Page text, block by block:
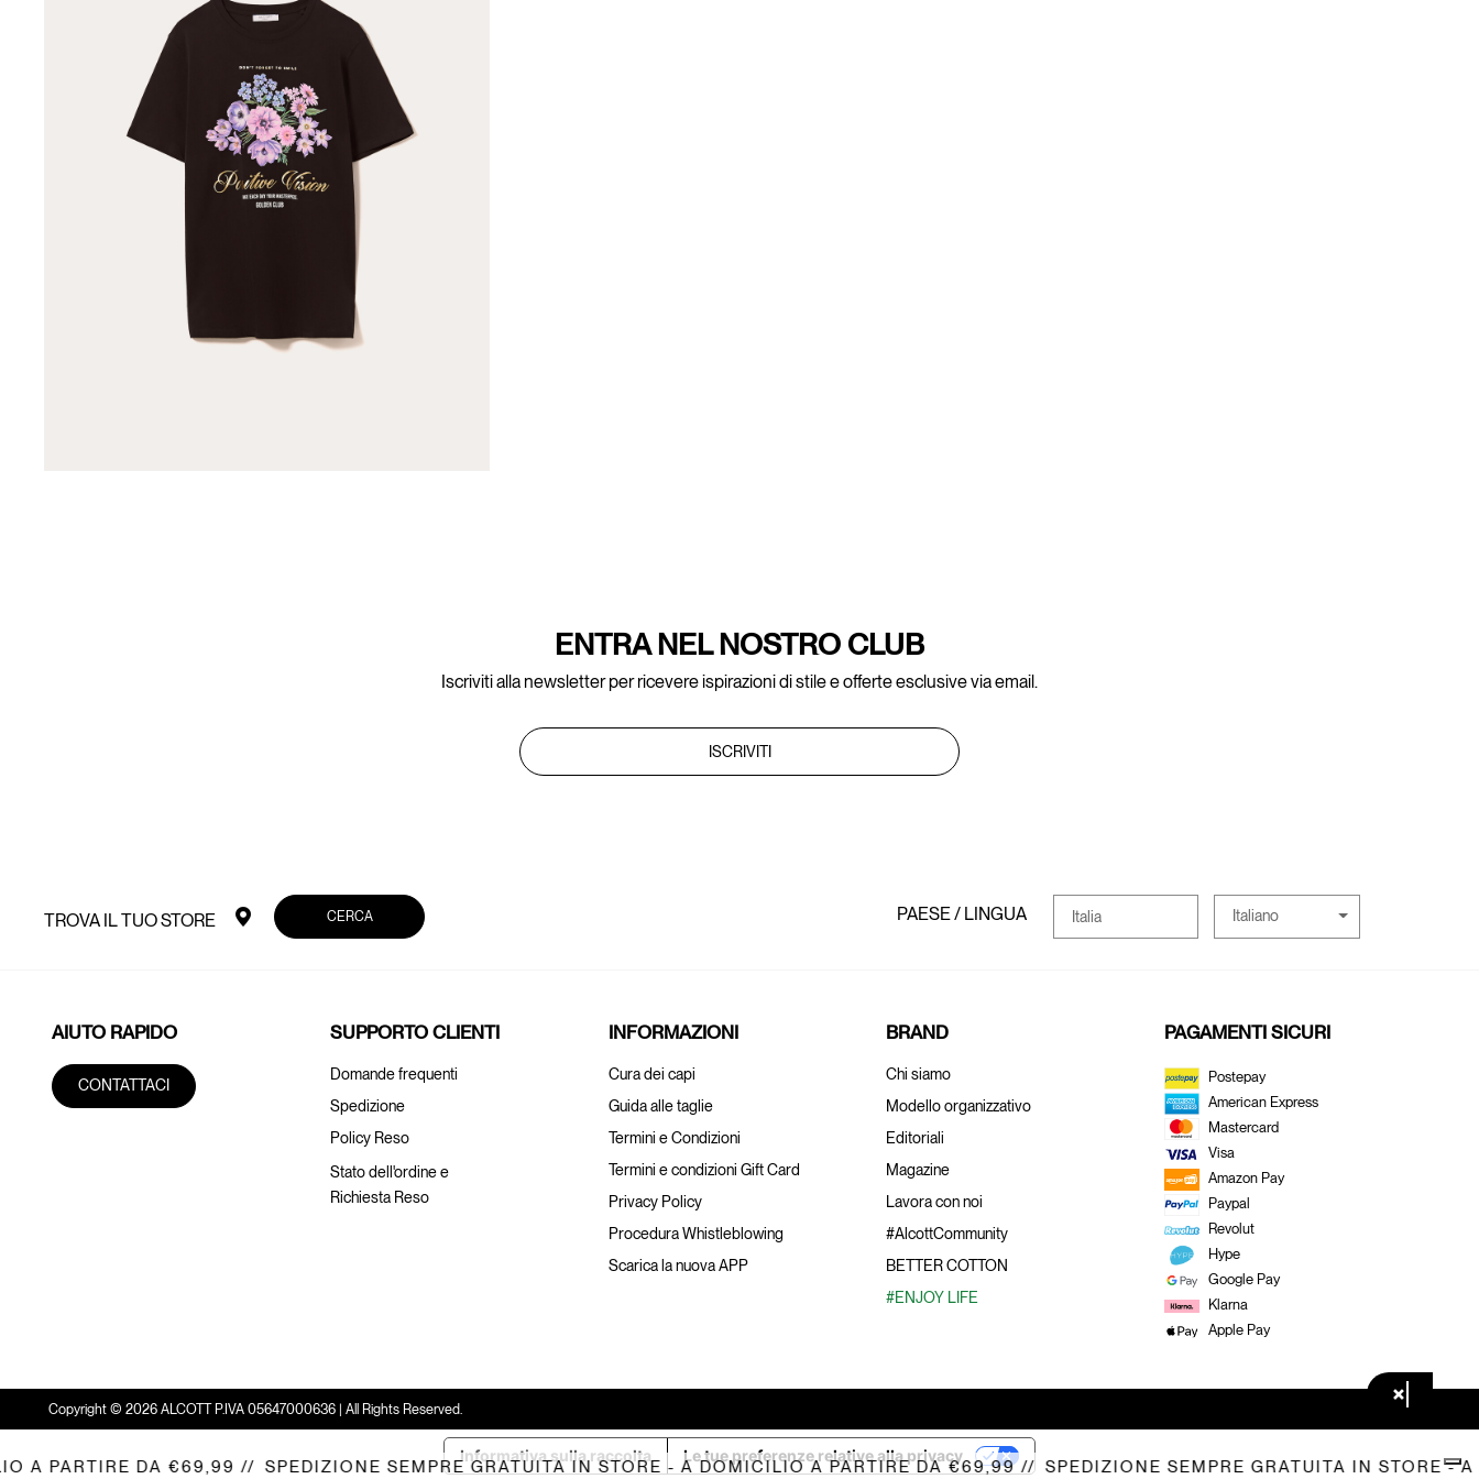
A PARTIRE DA €69,99 // SPEDIZIONE SEMPRE GRATUITA IN STORE - A DOMICILIO A PARTIRE DA €69,99 //SPEDIZIONE SEMPRE GRATUITA IN STORE - A
ENTRA NEL NOSTRO CLUB
Iscriviti alla newsletter per ricevere ispirazioni di stile e offerte esclusive via email.
ISCRIVITI
TROVA IL TUO STORE CERCA PAESE / LINGUA Italia Italiano
AIUTO RAPIDO
CONTATTACI
SUPPORTO CLIENTI
Domande frequenti
Spedizione
Policy Reso
Stato dell'ordine e
Richiesta Reso
INFORMAZIONI
Cura dei capi
Guida alle taglie
Termini e Condizioni
Termini e condizioni Gift Card
Privacy Policy
Procedura Whistleblowing
Scarica la nuova APP
BRAND
Chi siamo
Modello organizzativo
Editoriali
Magazine
Lavora con noi
#AlcottCommunity
BETTER COTTON
#ENJOY LIFE
PAGAMENTI SICURI
Postepay
American Express
Mastercard
Visa
Amazon Pay
Paypal
Revolut
Hype
Google Pay
Klarna
Apple Pay
Copyright © 2026 ALCOTT P.IVA 05647000636 | All Rights Reserved.
×
Informativa sulla raccolta Le tue preferenze relative alla privacy